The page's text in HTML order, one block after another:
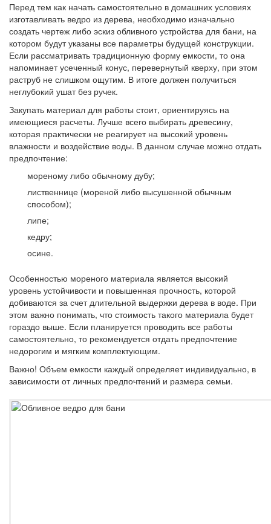
Перед тем как начать самостоятельно в домашних условиях
изготавливать ведро из дерева, необходимо изначально
создать чертеж либо эскиз обливного устройства для бани, на
котором будут указаны все параметры будущей конструкции.
Если рассматривать традиционную форму емкости, то она
напоминает усеченный конус, перевернутый кверху, при этом
раструб не слишком ощутим. В итоге должен получиться
неглубокий ушат без ручек.
Закупать материал для работы стоит, ориентируясь на
имеющиеся расчеты. Лучше всего выбирать древесину,
которая практически не реагирует на высокий уровень
влажности и воздействие воды. В данном случае можно отдать
предпочтение:
мореному либо обычному дубу;
лиственнице (мореной либо высушенной обычным
способом);
липе;
кедру;
осине.
Особенностью мореного материала является высокий
уровень устойчивости и повышенная прочность, которой
добиваются за счет длительной выдержки дерева в воде. При
этом важно понимать, что стоимость такого материала будет
гораздо выше. Если планируется проводить все работы
самостоятельно, то рекомендуется отдать предпочтение
недорогим и мягким комплектующим.
Важно! Объем емкости каждый определяет индивидуально, в
зависимости от личных предпочтений и размера семьи.